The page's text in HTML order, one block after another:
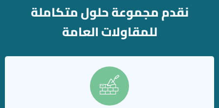
نقدم مجموعة حلول متكاملة
للمقاولات العامة